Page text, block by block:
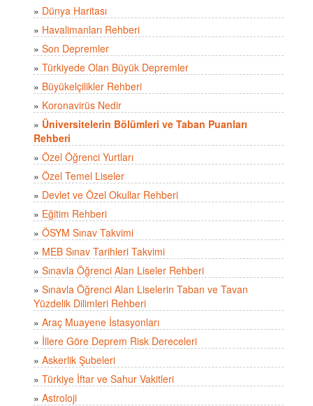
» Dünya Haritası
» Havalimanları Rehberi
» Son Depremler
» Türkiyede Olan Büyük Depremler
» Büyükelçilikler Rehberi
» Koronavirüs Nedir
» Üniversitelerin Bölümleri ve Taban Puanları
Rehberi
» Özel Öğrenci Yurtları
» Özel Temel Liseler
» Devlet ve Özel Okullar Rehberi
» Eğitim Rehberi
» ÖSYM Sınav Takvimi
» MEB Sınav Tarihleri Takvimi
» Sınavla Öğrenci Alan Liseler Rehberi
» Sınavla Öğrenci Alan Liselerin Taban ve Tavan
Yüzdelik Dilimleri Rehberi
» Araç Muayene İstasyonları
» İllere Göre Deprem Risk Dereceleri
» Askerlik Şubeleri
» Türkiye İftar ve Sahur Vakitleri
» Astroloji